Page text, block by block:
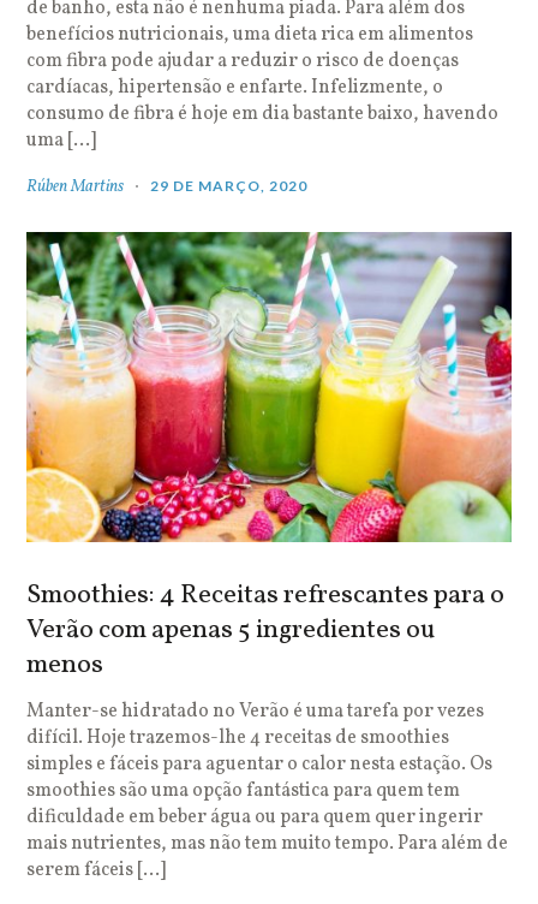
de banho, esta não é nenhuma piada. Para além dos
benefícios nutricionais, uma dieta rica em alimentos
com fibra pode ajudar a reduzir o risco de doenças
cardíacas, hipertensão e enfarte. Infelizmente, o
consumo de fibra é hoje em dia bastante baixo, havendo
uma […]
Rúben Martins 29 DE MARÇO, 2020
Smoothies: 4 Receitas refrescantes para o
Verão com apenas 5 ingredientes ou
menos
Manter-se hidratado no Verão é uma tarefa por vezes
difícil. Hoje trazemos-lhe 4 receitas de smoothies
simples e fáceis para aguentar o calor nesta estação. Os
smoothies são uma opção fantástica para quem tem
dificuldade em beber água ou para quem quer ingerir
mais nutrientes, mas não tem muito tempo. Para além de
serem fáceis […]